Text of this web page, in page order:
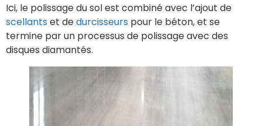
Ici, le polissage du sol est combiné avec l’ajout de
scellants et dedurcisseurs pour le béton, et se
termine par un processus de polissage avec des
disques diamantés.